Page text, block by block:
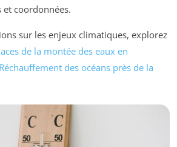
et coordonnées.
sur les enjeux climatiques, explorez
de la montée des eaux en
Réchauffement des océans près de la